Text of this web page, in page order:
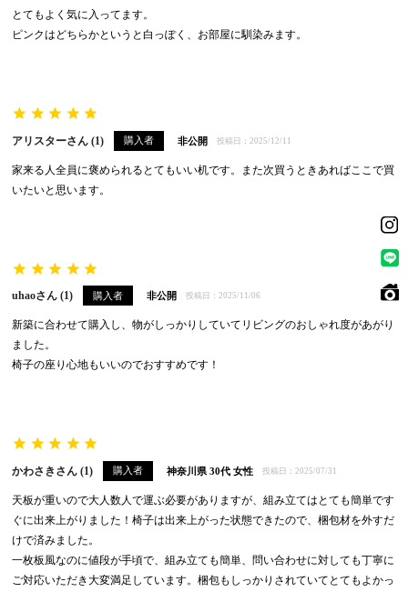
とてもよく気に入ってます。
ピンクはどちらかというと白っぽく、お部屋に馴染みます。
アリスター 1 購入者 非公開 投稿日 2025/12/11
家来る人全員に褒められるとてもいい机です。また次買うときあればここで買
いたいと思います。
uhao 1 購入者 非公開 投稿日 2025/11/06
新築に合わせて購入し、物がしっかりしていてリビングのおしゃれ度があがり
ました。
椅子の座り心地もいいのでおすすめです！
かわさき 1 購入者 神奈川県 30代 女性 投稿日 2025/07/31
天板が重いので大人数人で運ぶ必要がありますが、組み立てはとても簡単です
ぐに出来上がりました！椅子は出来上がった状態できたので、梱包材を外すだ
けで済みました。
一枚板風なのに値段が手頃で、組み立ても簡単、問い合わせに対しても丁寧に
ご対応いただき大変満足しています。梱包もしっかりされていてとてもよかっ